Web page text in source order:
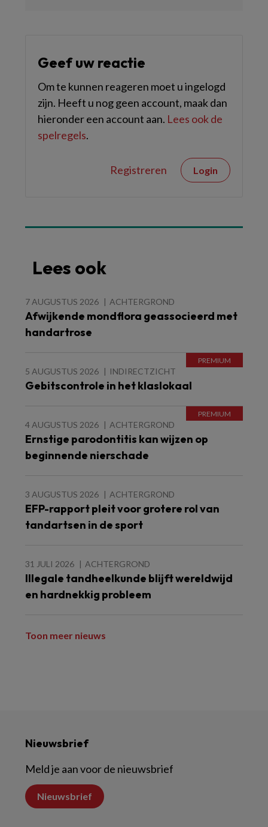
Geef uw reactie
Om te kunnen reageren moet u ingelogd
zijn. Heeft u nog geen account, maak dan
hieronder een account aan. Lees ook de
spelregels.
Registreren Login
Lees ook
7 AUGUSTUS 2026 ACHTERGROND
Afwijkende mondflora geassocieerd met
handartrose
5 AUGUSTUS 2026 INDIRECTZICHT
Gebitscontrole in het klaslokaal
4 AUGUSTUS 2026 ACHTERGROND
Ernstige parodontitis kan wijzen op
beginnende nierschade
3 AUGUSTUS 2026 ACHTERGROND
EFP-rapport pleit voor grotere rol van
tandartsen in de sport
31 JULI 2026 ACHTERGROND
Illegale tandheelkunde blijft wereldwijd
en hardnekkig probleem
Toon meer nieuws
Nieuwsbrief
Meld je aan voor de nieuwsbrief
Nieuwsbrief